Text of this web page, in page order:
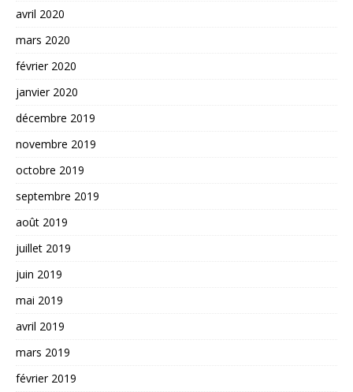
avril 2020
mars 2020
février 2020
janvier 2020
décembre 2019
novembre 2019
octobre 2019
septembre 2019
août 2019
juillet 2019
juin 2019
mai 2019
avril 2019
mars 2019
février 2019